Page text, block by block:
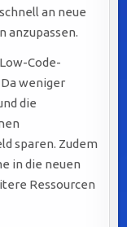
an neue
anzupassen.
Code-
weniger
die
sparen. Zudem
in die neuen
Ressourcen